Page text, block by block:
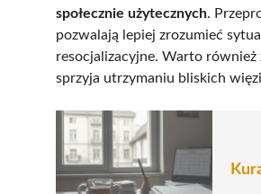
społecznie użytecznych.
pozwalają lepiej zrozumieć
resocjalizacyjne. Warto również
sprzyja utrzymaniu bliskich